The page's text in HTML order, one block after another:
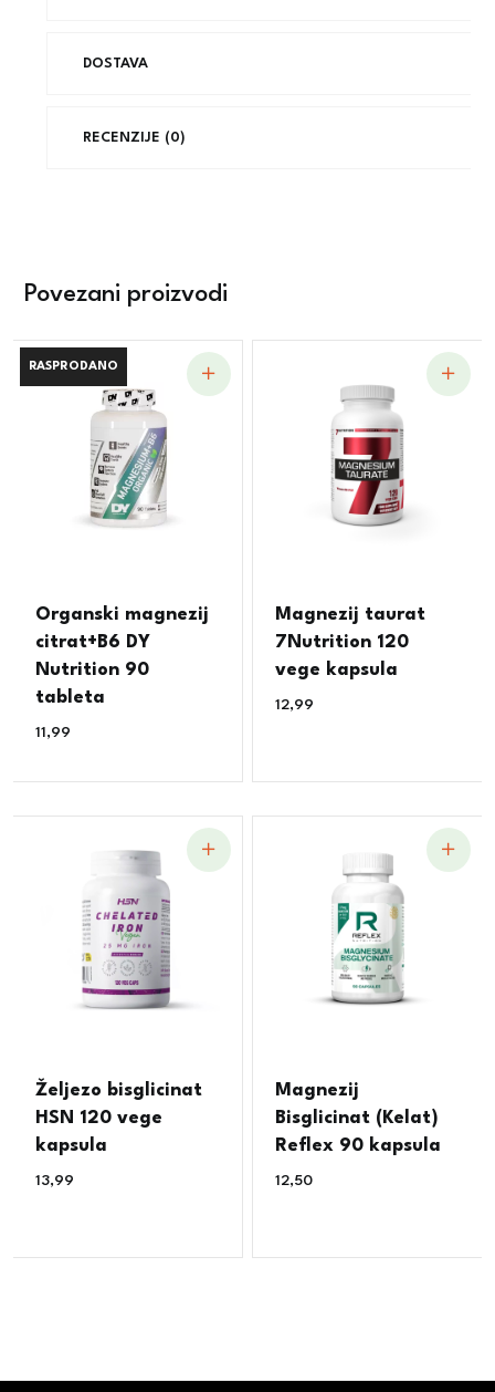
DOSTAVA
RECENZIJE (0)
Povezani proizvodi
RASPRODANO
RASPRODANO
Organski magnezij
citrat+B6 DY
Nutrition 90
tableta
11,99
Magnezij taurat
7Nutrition 120
vege kapsula
12,99
Željezo bisglicinat
HSN 120 vege
kapsula
13,99
Magnezij
Bisglicinat (Kelat)
Reflex 90 kapsula
12,50